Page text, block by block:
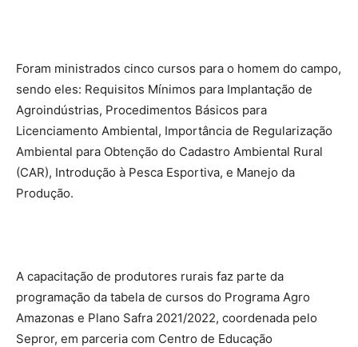
Foram ministrados cinco cursos para o homem do campo,
sendo eles: Requisitos Mínimos para Implantação de
Agroindústrias, Procedimentos Básicos para
Licenciamento Ambiental, Importância de Regularização
Ambiental para Obtenção do Cadastro Ambiental Rural
(CAR), Introdução à Pesca Esportiva, e Manejo da
Produção.
A capacitação de produtores rurais faz parte da
programação da tabela de cursos do Programa Agro
Amazonas e Plano Safra 2021/2022, coordenada pelo
Sepror, em parceria com Centro de Educação